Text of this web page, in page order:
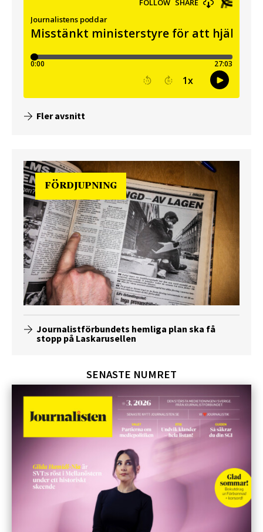
Fler avsnitt
FÖRDJUPNING
Journalistförbundets hemliga plan ska få
stopp på Laskarusellen
SENASTE NUMRET